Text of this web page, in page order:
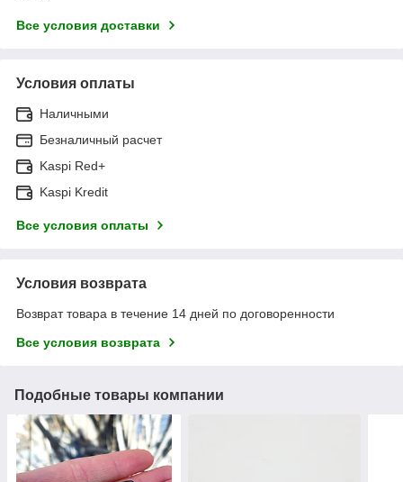
Все условия доставки
Условия оплаты
Наличными
Безналичный расчет
Kaspi Red+
Kaspi Kredit
Все условия оплаты
Условия возврата
Возврат товара в течение 14 дней по договоренности
Все условия возврата
Подобные товары компании